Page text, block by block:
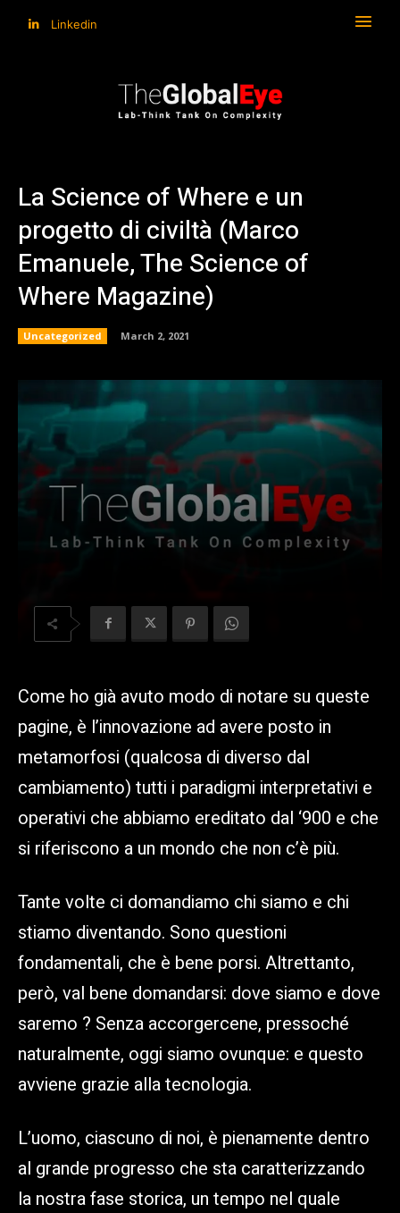
Linkedin
La Science of Where e un
progetto di civiltà (Marco
Emanuele, The Science of
Where Magazine)
Uncategorized March 2, 2021
Come ho già avuto modo di notare su queste
pagine, è l’innovazione ad avere posto in
metamorfosi (qualcosa di diverso dal
cambiamento) tutti i paradigmi interpretativi e
operativi che abbiamo ereditato dal ‘900 e che
si riferiscono a un mondo che non c’è più.
Tante volte ci domandiamo chi siamo e chi
stiamo diventando. Sono questioni
fondamentali, che è bene porsi. Altrettanto,
però, val bene domandarsi: dove siamo e dove
saremo ? Senza accorgercene, pressoché
naturalmente, oggi siamo ovunque: e questo
avviene grazie alla tecnologia.
L’uomo, ciascuno di noi, è pienamente dentro
al grande progresso che sta caratterizzando
la nostra fase storica, un tempo nel quale